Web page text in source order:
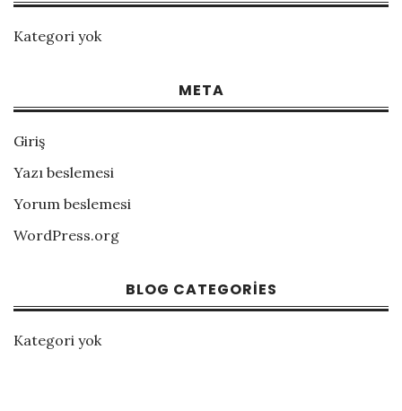
Kategori yok
META
Giriş
Yazı beslemesi
Yorum beslemesi
WordPress.org
BLOG CATEGORIES
Kategori yok